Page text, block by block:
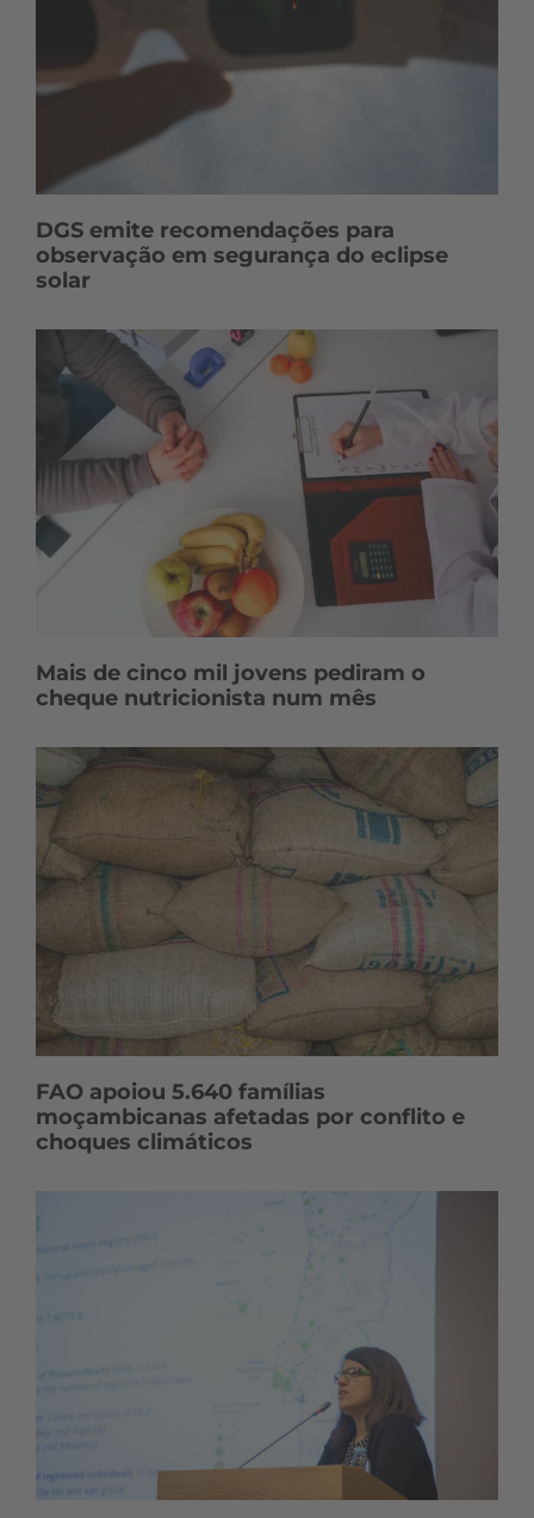
DGS emite recomendações para
observação em segurança do eclipse
solar
Mais de cinco mil jovens pediram o
cheque nutricionista num mês
FAO apoiou 5.640 famílias
moçambicanas afetadas por conflito e
choques climáticos